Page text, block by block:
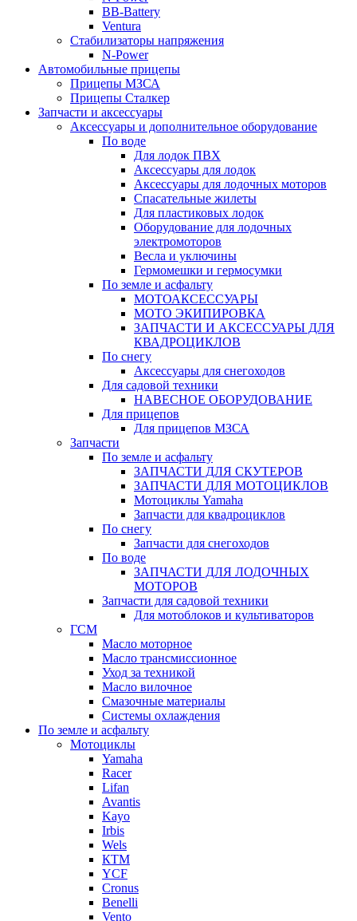
BB-Battery
Ventura
Стабилизаторы напряжения
N-Power
Автомобильные прицепы
Прицепы МЗСА
Прицепы Сталкер
Запчасти и аксессуары
Аксессуары и дополнительное оборудование
По воде
Для лодок ПВХ
Аксессуары для лодок
Аксессуары для лодочных моторов
Спасательные жилеты
Для пластиковых лодок
Оборудование для лодочных
электромоторов
Весла и уключины
Гермомешки и гермосумки
По земле и асфальту
МОТОАКСЕССУАРЫ
МОТО ЭКИПИРОВКА
ЗАПЧАСТИ И АКСЕССУАРЫ ДЛЯ
КВАДРОЦИКЛОВ
По снегу
Аксессуары для снегоходов
Для садовой техники
НАВЕСНОЕ ОБОРУДОВАНИЕ
Для прицепов
Для прицепов МЗСА
Запчасти
По земле и асфальту
ЗАПЧАСТИ ДЛЯ СКУТЕРОВ
ЗАПЧАСТИ ДЛЯ МОТОЦИКЛОВ
Мотоциклы Yamaha
Запчасти для квадроциклов
По снегу
Запчасти для снегоходов
По воде
ЗАПЧАСТИ ДЛЯ ЛОДОЧНЫХ
МОТОРОВ
Запчасти для садовой техники
Для мотоблоков и культиваторов
ГСМ
Масло моторное
Масло трансмиссионное
Уход за техникой
Масло вилочное
Смазочные материалы
Системы охлаждения
По земле и асфальту
Мотоциклы
Yamaha
Racer
Lifan
Avantis
Kayo
Irbis
Wels
КТМ
YCF
Cronus
Benelli
Vento